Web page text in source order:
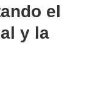
el
y la